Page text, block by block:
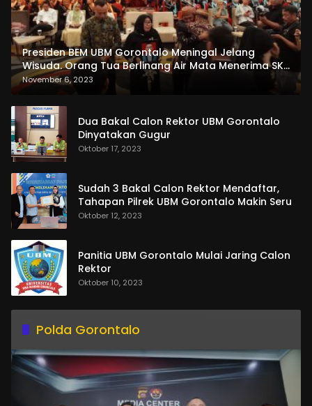
Presiden BEM UBM Gorontalo Meningal Jelang
Wisuda. Orang Tua Berlinang Air Mata Menerima SKL
dan Pemasangan Salempang
November 6, 2023
Dua Bakal Calon Rektor UBM Gorontalo
Dinyatakan Gugur
Oktober 17, 2023
Sudah 3 Bakal Calon Rektor Mendaftar,
Tahapan Pilrek UBM Gorontalo Makin Seru
Oktober 12, 2023
Panitia UBM Gorontalo Mulai Jaring Calon
Rektor
Oktober 10, 2023
Polda Gorontalo